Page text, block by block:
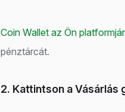
Coin Wallet az Ön
pénztárcát.
2. Kattintson a Vásárlás